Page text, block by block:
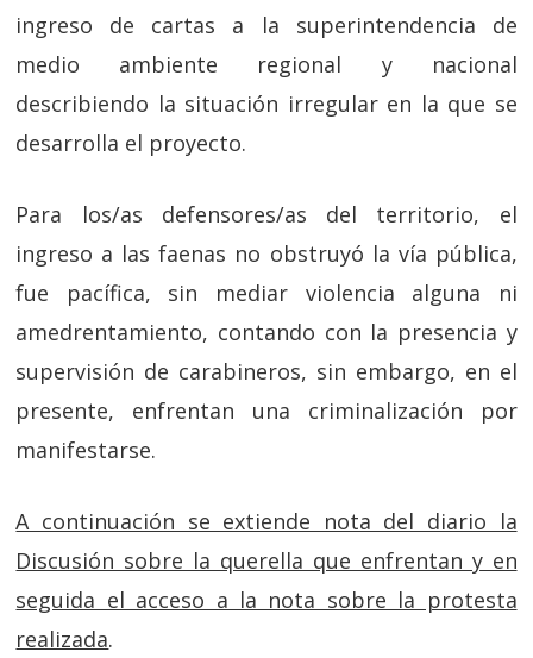
ingreso de cartas a la superintendencia de
medio ambiente regional y nacional
describiendo la situación irregular en la que se
desarrolla el proyecto.
Para los/as defensores/as del territorio, el
ingreso a las faenas no obstruyó la vía pública,
fue pacífica, sin mediar violencia alguna ni
amedrentamiento, contando con la presencia y
supervisión de carabineros, sin embargo, en el
presente, enfrentan una criminalización por
manifestarse.
A continuación se extiende nota del diario la
Discusión sobre la querella que enfrentan y en
seguida el acceso a la nota sobre la protesta
realizada.